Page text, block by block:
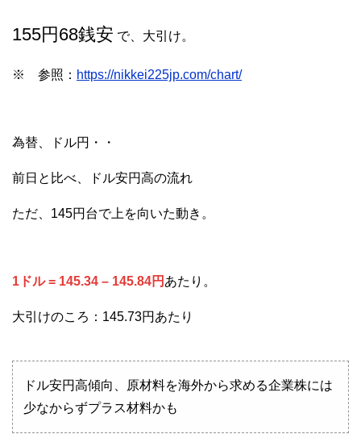
155円68銭安 で、大引け。
※ 参照： https://nikkei225jp.com/chart/
為替、ドル円・・
前日と比べ、ドル安円高の流れ
ただ、145円台で上を向いた動き。
1ドル = 145.34 – 145.84円 あたり。
大引けのころ：145.73円あたり
ドル安円高傾向、原材料を海外から求める企業株には
少なからずプラス材料かも